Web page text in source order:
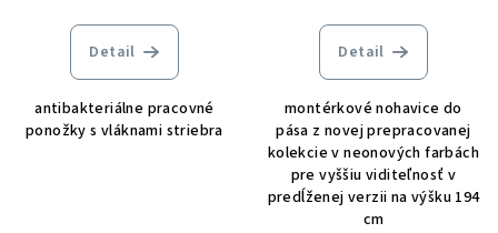
Detail
antibakteriálne pracovné
ponožky s vláknami striebra
Detail
montérkové nohavice do
pása z novej prepracovanej
kolekcie v neonových farbách
pre vyššiu viditeľnosť v
predĺženej verzii na výšku 194
cm